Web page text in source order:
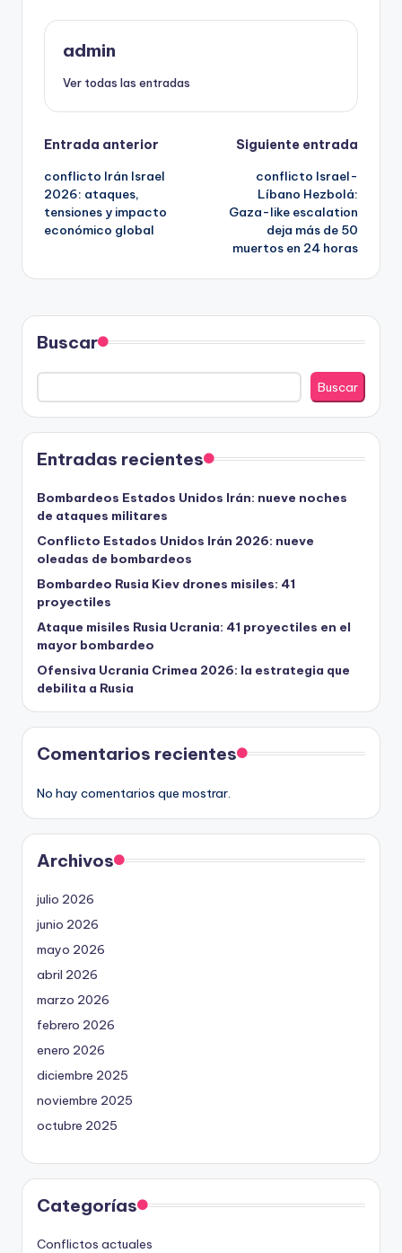
admin
Ver todas las entradas
Navegación
de
entradas
Entrada anterior
conflicto Irán Israel
2026: ataques,
tensiones y impacto
económico global
Siguiente entrada
conflicto Israel-
Líbano Hezbolá:
Gaza-like escalation
deja más de 50
muertos en 24 horas
Buscar
Buscar
Entradas recientes
Bombardeos Estados Unidos Irán: nueve noches
de ataques militares
Conflicto Estados Unidos Irán 2026: nueve
oleadas de bombardeos
Bombardeo Rusia Kiev drones misiles: 41
proyectiles
Ataque misiles Rusia Ucrania: 41 proyectiles en el
mayor bombardeo
Ofensiva Ucrania Crimea 2026: la estrategia que
debilita a Rusia
Comentarios recientes
No hay comentarios que mostrar.
Archivos
julio 2026
junio 2026
mayo 2026
abril 2026
marzo 2026
febrero 2026
enero 2026
diciembre 2025
noviembre 2025
octubre 2025
Categorías
Conflictos actuales